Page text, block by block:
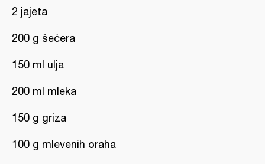
2 jajeta
200 g šećera
150 ml ulja
200 ml mleka
150 g griza
100 g mlevenih oraha